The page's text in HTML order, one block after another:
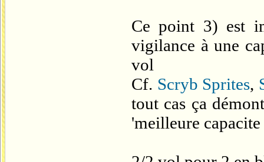
Ce point 3) est
vigilance à une
vol
Cf. Scryb Sprites,
tout cas ça
'meilleure